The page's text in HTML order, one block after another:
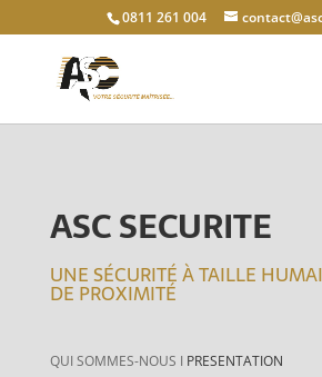
0811 261 004
ASC SECURITE
UNE SÉCURITÉ À TAILLE
DE PROXIMITÉ
QUI SOMMES-NOUS I PRESENTATION